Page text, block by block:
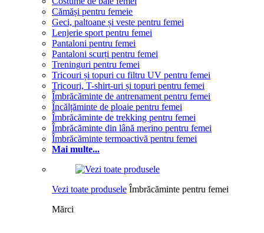
Cămăși pentru femeie
Geci, paltoane și veste pentru femei
Lenjerie sport pentru femei
Pantaloni pentru femei
Pantaloni scurți pentru femei
Treninguri pentru femei
Tricouri și topuri cu filtru UV pentru femei
Tricouri, T-shirt-uri și topuri pentru femei
Îmbrăcăminte de antrenament pentru femei
Încălțăminte de ploaie pentru femei
Îmbrăcăminte de trekking pentru femei
Îmbrăcăminte din lână merino pentru femei
Îmbrăcăminte termoactivă pentru femei
Mai multe...
Vezi toate produsele Îmbrăcăminte pentru femei
Mărci